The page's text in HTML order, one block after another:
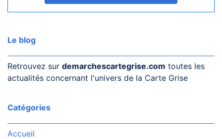
Le blog
Retrouvez sur demarchescartegrise.com toutes les
actualités concernant l'univers de la Carte Grise
Catégories
Accueil